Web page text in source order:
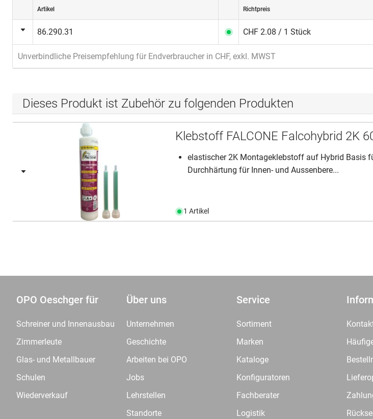
Artikel Richtpreis
86.290.31 CHF 2.08 / 1 Stück
Unverbindliche Preisempfehlung für Endverbraucher in CHF, exkl. MWST
Dieses Produkt ist Zubehör zu folgenden Produkten
Klebstoff FALCONE Falcohybrid 2K
elastischer 2K Montageklebstoff auf Hybrid Basis
Durchhärtung für Innen- und Aussenbere...
1 Artikel
OPO Oeschger für
Schreiner und Innenausbau
Zimmerleute
Glas- und Metallbauer
Schulen
Wiederverkauf
Über uns
Unternehmen
Geschichte
Arbeiten bei OPO
Jobs
Lehrstellen
Standorte
Service
Sortiment
Marken
Kataloge
Konfiguratoren
Fachberater
Logistik